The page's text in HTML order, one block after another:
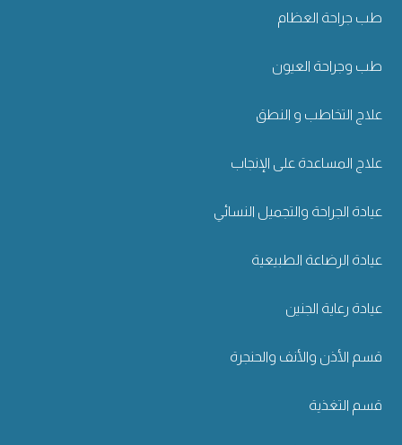
طب جراحة العظام
طب وجراحة العيون
علاج التخاطب و النطق
علاج المساعدة على الإنجاب
عيادة الجراحة والتجميل النسائي
عيادة الرضاعة الطبيعية
عيادة رعاية الجنين
قسم الأذن والأنف والحنجرة
قسم التغذية